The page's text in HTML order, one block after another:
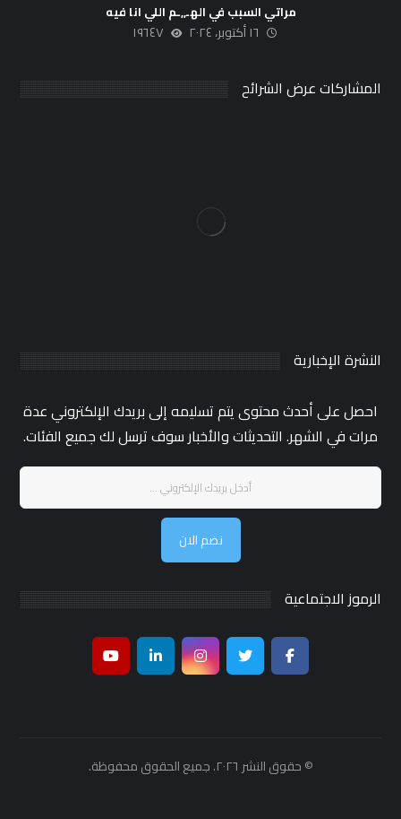
مراتي السبب في الهـ,,ـم اللي انا فيه
١٦ أكتوبر، ٢٠٢٤ ١٩٦٤٧
المشاركات عرض الشرائح
النشرة الإخبارية
احصل على أحدث محتوى يتم تسليمه إلى بريدك الإلكتروني عدة
مرات في الشهر. التحديثات والأخبار سوف ترسل لك جميع الفئات.
نضم الان
الرموز الاجتماعية
© حقوق النشر ٢٠٢٦. جميع الحقوق محفوظة.